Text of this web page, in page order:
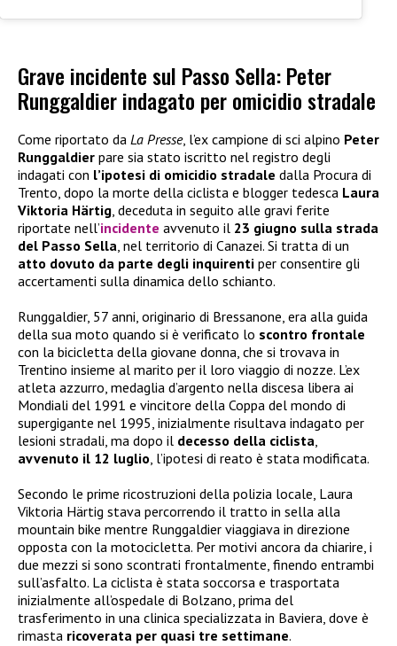
Grave incidente sul Passo Sella: Peter
Runggaldier indagato per omicidio stradale
Come riportato da La Presse, l’ex campione di sci alpino Peter
Runggaldier pare sia stato iscritto nel registro degli
indagati con l’ipotesi di omicidio stradale dalla Procura di
Trento, dopo la morte della ciclista e blogger tedesca Laura
Viktoria Härtig, deceduta in seguito alle gravi ferite
riportate nell’incidente avvenuto il 23 giugno sulla strada
del Passo Sella, nel territorio di Canazei. Si tratta di un
atto dovuto da parte degli inquirenti per consentire gli
accertamenti sulla dinamica dello schianto.
Runggaldier, 57 anni, originario di Bressanone, era alla guida
della sua moto quando si è verificato lo scontro frontale
con la bicicletta della giovane donna, che si trovava in
Trentino insieme al marito per il loro viaggio di nozze. L’ex
atleta azzurro, medaglia d’argento nella discesa libera ai
Mondiali del 1991 e vincitore della Coppa del mondo di
supergigante nel 1995, inizialmente risultava indagato per
lesioni stradali, ma dopo il decesso della ciclista,
avvenuto il 12 luglio, l’ipotesi di reato è stata modificata.
Secondo le prime ricostruzioni della polizia locale, Laura
Viktoria Härtig stava percorrendo il tratto in sella alla
mountain bike mentre Runggaldier viaggiava in direzione
opposta con la motocicletta. Per motivi ancora da chiarire, i
due mezzi si sono scontrati frontalmente, finendo entrambi
sull’asfalto. La ciclista è stata soccorsa e trasportata
inizialmente all’ospedale di Bolzano, prima del
trasferimento in una clinica specializzata in Baviera, dove è
rimasta ricoverata per quasi tre settimane.